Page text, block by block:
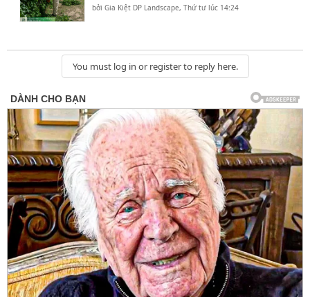
bởiGia Kiệt DP Landscape,Thứ tư lúc 14:24
You must log in or register to reply here.